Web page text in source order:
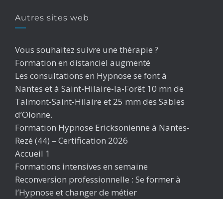
Autres sites web
Vous souhaitez suivre une thérapie ?
Formation en distanciel augmenté
Les consultations en Hypnose se font à
Nantes et à Saint-Hilaire-la-Forêt 10 mn de
Talmont-Saint-Hilaire et 25 mm des Sables
d’Olonne.
Formation Hypnose Ericksonienne à Nantes-
Rezé (44) – Certification 2026
Accueil 1
Formations intensives en semaine
Reconversion professionnelle : Se former à
l’Hypnose et changer de métier